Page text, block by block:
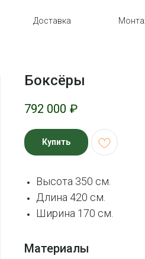
Доставка
Боксёры
792 000 ₽
Купить
Высота 350 см.
Длина 420 см.
Ширина 170 см.
Материалы